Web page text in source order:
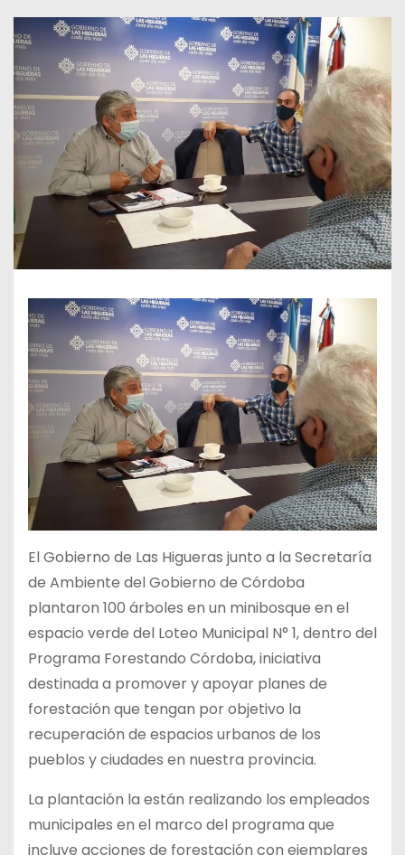
El Gobierno de Las Higueras junto a la Secretaría
de Ambiente del Gobierno de Córdoba
plantaron 100 árboles en un minibosque en el
espacio verde del Loteo Municipal N° 1, dentro del
Programa Forestando Córdoba, iniciativa
destinada a promover y apoyar planes de
forestación que tengan por objetivo la
recuperación de espacios urbanos de los
pueblos y ciudades en nuestra provincia.
La plantación la están realizando los empleados
municipales en el marco del programa que
incluye acciones de forestación con ejemplares